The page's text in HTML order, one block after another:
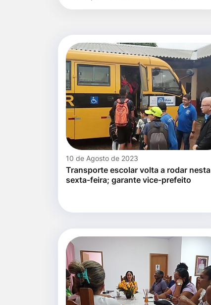
rodapé
[alt+4]
10 de Agosto de 2023
Transporte escolar volta a rodar nesta
sexta-feira; garante vice-prefeito